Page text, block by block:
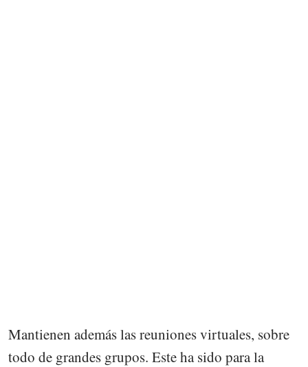
Mantienen además las reuniones virtuales, sobre
todo de grandes grupos. Este ha sido para la